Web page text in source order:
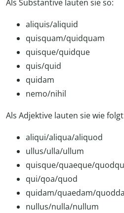
Als Substantive lauten sie so:
aliquis/aliquid
quisquam/quidquam
quisque/quidque
quis/quid
quidam
nemo/nihil
Als Adjektive lauten sie wie
aliqui/aliqua/aliquod
ullus/ulla/ullum
quisque/quaeque/
qui/qoa/quod
quidam/quaedam/
nullus/nulla/nullum